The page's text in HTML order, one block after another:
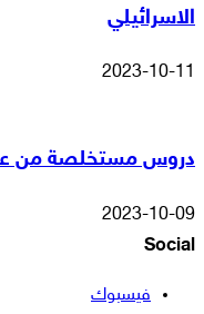
الاسرائيلي
2023-10-11
دروس مستخلصة من
2023-10-09
Social
فيسبوك